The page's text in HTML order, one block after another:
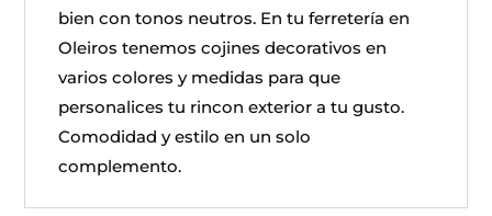
bien con tonos neutros. En tu ferretería en
Oleiros tenemos cojines decorativos en
varios colores y medidas para que
personalices tu rincon exterior a tu gusto.
Comodidad y estilo en un solo
complemento.